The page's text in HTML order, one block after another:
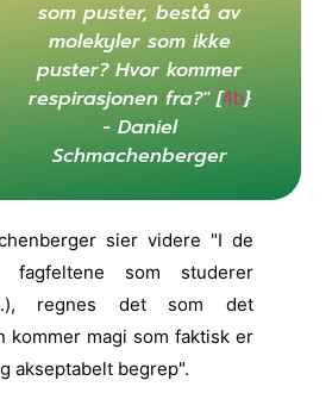
som puster, bestå av
molekyler som ikke
puster? Hvor kommer
respirasjonen fra?" [4b}
- Daniel
Schmachenberger
sier videre "I de
fagfeltene som studerer
regnes det som det
kommer magi som faktisk er
akseptabelt begrep".